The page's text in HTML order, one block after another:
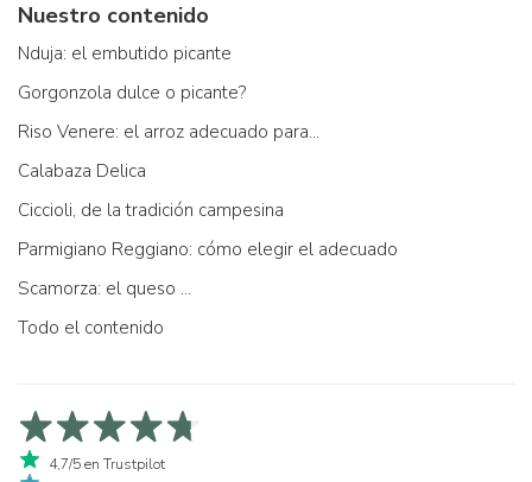
Nuestro contenido
Nduja: el embutido picante
Gorgonzola dulce o picante?
Riso Venere: el arroz adecuado para...
Calabaza Delica
Ciccioli, de la tradición campesina
Parmigiano Reggiano: cómo elegir el adecuado
Scamorza: el queso ...
Todo el contenido
4,7/5 en Trustpilot